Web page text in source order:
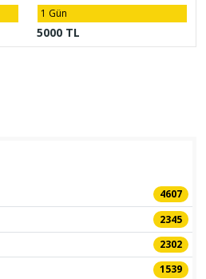
1 Gün
5000 TL
4607
2345
2302
1539